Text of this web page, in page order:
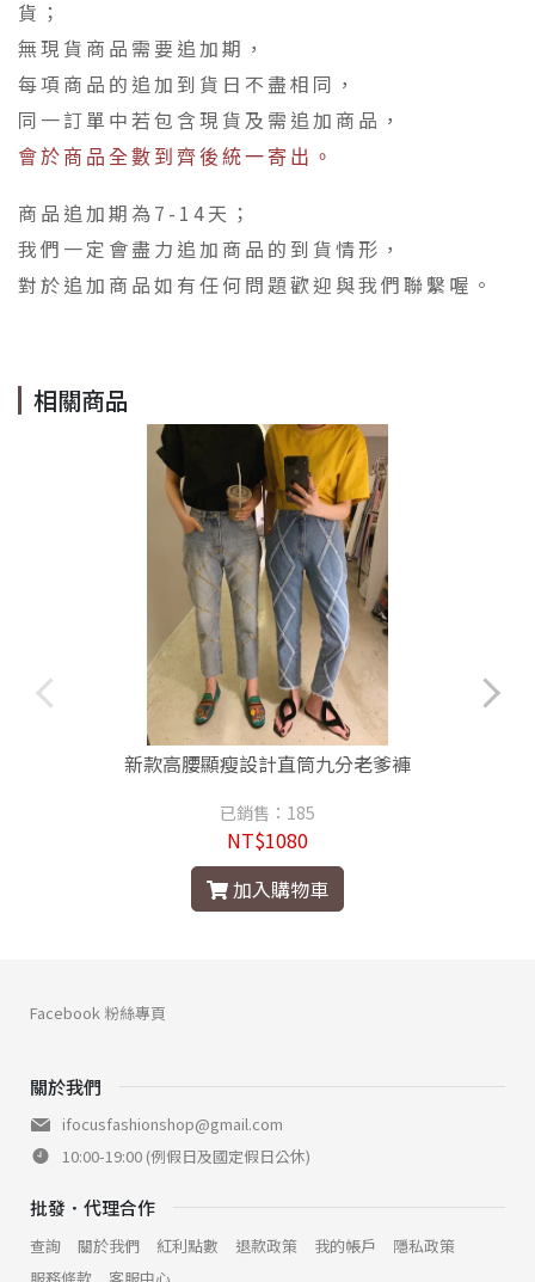
貨；
無現貨商品需要追加期，
每項商品的追加到貨日不盡相同，
同一訂單中若包含現貨及需追加商品，
會於商品全數到齊後統一寄出。
商品追加期為7-14天；
我們一定會盡力追加商品的到貨情形，
對於追加商品如有任何問題歡迎與我們聯繫喔。
相關商品
新款高腰顯瘦設計直筒九分老爹褲
已銷售：185
NT$1080
加入購物車
關於我們
ifocusfashionshop@gmail.com
10:00-19:00 (例假日及國定假日公休)
批發．代理合作
查詢 關於我們 紅利點數 退款政策 我的帳戶
隱私政策
Facebook 粉絲專頁